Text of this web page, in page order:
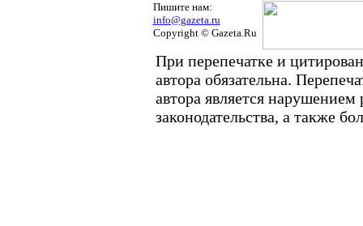
Пишите нам:
info@gazeta.ru
Copyright © Gazeta.Ru
При перепечатке и
автора обязательна.
автора является
законодательства, а также